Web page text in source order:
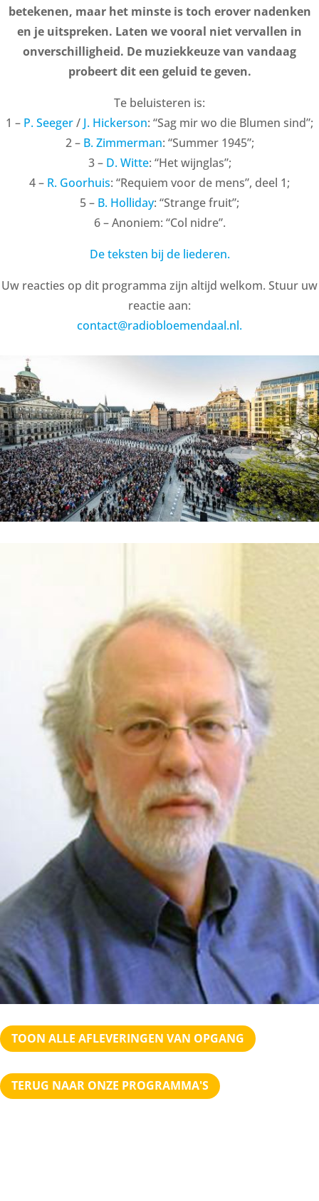
betekenen, maar het minste is toch erover nadenken
en je uitspreken. Laten we vooral niet vervallen in
onverschilligheid. De muziekkeuze van vandaag
probeert dit een geluid te geven.
Te beluisteren is:
1 – P. Seeger/ J. Hickerson: “Sag mir wo die Blumen sind”;
2 – B. Zimmerman: “Summer 1945”;
3 – D. Witte: “Het wijnglas”;
4 – R. Goorhuis: “Requiem voor de mens”, deel 1;
5 – B. Holliday: “Strange fruit”;
6 – Anoniem: “Col nidre”.
De teksten bij de liederen.
Uw reacties op dit programma zijn altijd welkom. Stuur uw
reactie aan:
contact@radiobloemendaal.nl.
TOON ALLE AFLEVERINGEN VAN OPGANG
TERUG NAAR ONZE PROGRAMMA'S